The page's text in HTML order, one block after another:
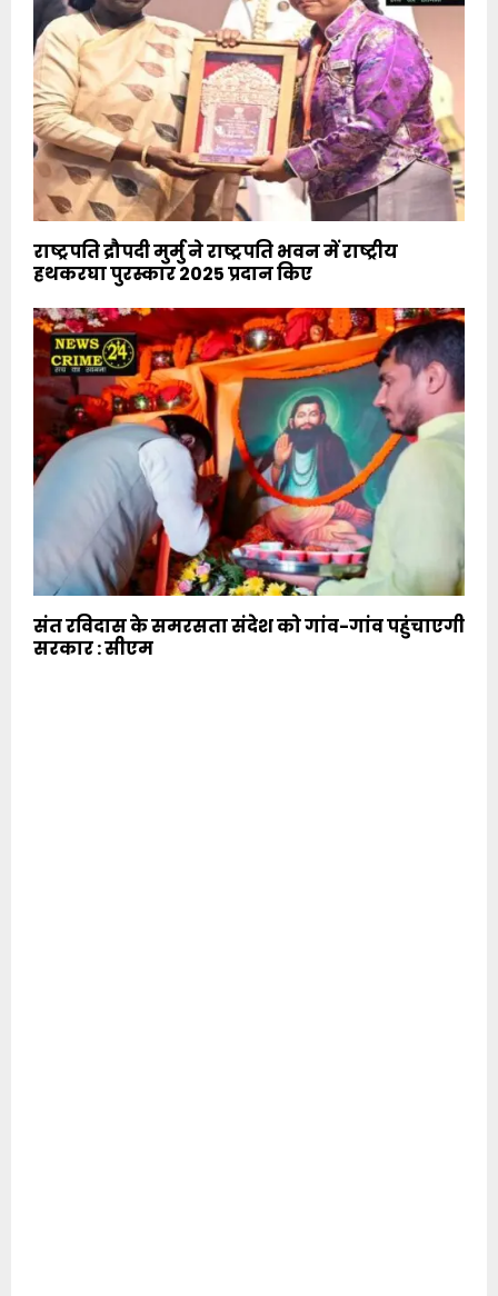
राष्ट्रपति द्रौपदी मुर्मु ने राष्ट्रपति भवन में राष्ट्रीय
हथकरघा पुरस्कार 2025 प्रदान किए
संत रविदास के समरसता संदेश को गांव-गांव पहुंचाएगी
सरकार : सीएम